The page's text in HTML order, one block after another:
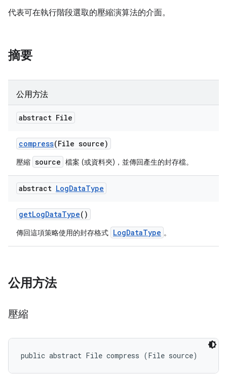
代表可在執行階段選取的壓縮演算法的介面。
摘要
公用方法
abstract File
compress(File source)
壓縮 source 檔案 (或資料夾)，並傳回產生的封存檔。
abstract LogDataType
getLogDataType()
傳回這項策略使用的封存格式 LogDataType 。
公用方法
壓縮
public abstract File compress (File source)